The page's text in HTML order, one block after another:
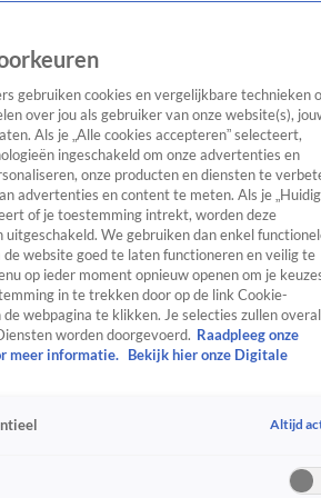
Entertainment TV Algemeen
Tip
SpraakmakendRealityCrimeVideo's
meest spraakmakende verhalen uit de
gebruiken cookies en vergelijkbare technieken
over jou als gebruiker van onze website(s),
Als je „Alle cookies accepteren” selecteert,
ingeschakeld om onze advertenties en
onze producten en diensten te
advertenties en content te meten. Als je
of je toestemming intrekt, worden deze
We gebruiken dan enkel
de website goed te laten functioneren en veilig te
op ieder moment opnieuw openen om je
in te trekken door op de link Cookie-
webpagina te klikken. Je selecties zullen overal
worden doorgevoerd. Raadpleeg onze
meer informatie.
Bekijk hier onze Digitale
Altijd